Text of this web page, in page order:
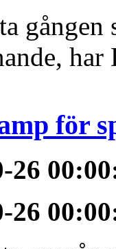
gången
har
för
26 00:00
26 00:00